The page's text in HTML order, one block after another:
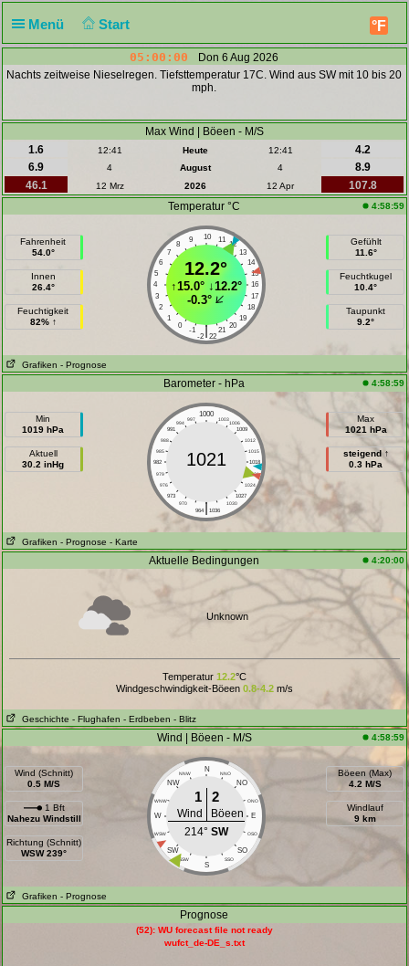
Menü Start °F
05:00:00
Don 6 Aug 2026
Nachts zeitweise Nieselregen. Tiefsttemperatur 17C. Wind aus SW mit 10 bis 20
mph.
Max Wind | Böeen - M/S
1.6
12:41 Heute 12:41
4.2
6.9
4 August 4
8.9
46.1
12 Mrz 2026 12 Apr
107.8
Temperatur °C
4:58:59
Fahrenheit
54.0°
Innen
26.4°
Feuchtigkeit
82% ↑
10
9 11
8
12
7
13
6
14
5
15
4
16
3
17
2
18
1
19
0
20
-1 21
|
-2 22
12.2°
↑15.0°↓12.2°
-0.3°
Gefühlt
11.6°
Feuchtkugel
10.4°
Taupunkt
9.2°
Grafiken - Prognose
Barometer - hPa 4:58:59
Min
1019 hPa
Aktuell
30.2 inHg
1000
997 1003
994
1006
991
1009
988
1012
985
1015
982
1018
979
1021
976
1024
973
1027
970
1030
|
964 1036
1021
Max
1021 hPa
steigend ↑
0.3 hPa
Grafiken - Prognose - Karte
Aktuelle Bedingungen 4:20:00
Unknown
Temperatur 12.2°C
Windgeschwindigkeit-Böeen 0.8-4.2m/s
Geschichte - Flughafen - Erdbeben - Blitz
Wind | Böeen - M/S 4:58:59
Wind (Schnitt)
0.5 M/S
1 Bft
Nahezu Windstill
Richtung (Schnitt)
WSW 239°
N
NNW NNO
NW NO
WNW ONO
W E
WSW OSO
SW SO
SSW SSO
S
1 2
Wind
Böeen
214° SW
Böeen (Max)
4.2 M/S
Windlauf
9 km
Grafiken - Prognose
Prognose
(52): WU forecast file not ready
wufct_de-DE_s.txt